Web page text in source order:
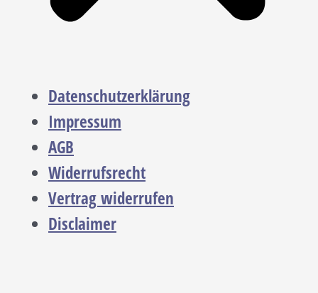
Datenschutzerklärung
Impressum
AGB
Widerrufsrecht
Vertrag widerrufen
Disclaimer